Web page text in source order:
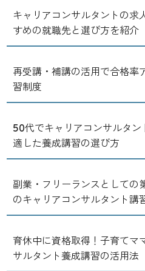
キャリアコンサルタントの求
すめの就職先と選び方を紹介
再受講・補講の活用で合格率
習制度
50代でキャリアコンサルタ
適した養成講習の選び方
副業・フリーランスとしての
のキャリアコンサルタント講
育休中に資格取得！子育てマ
サルタント養成講習の活用法